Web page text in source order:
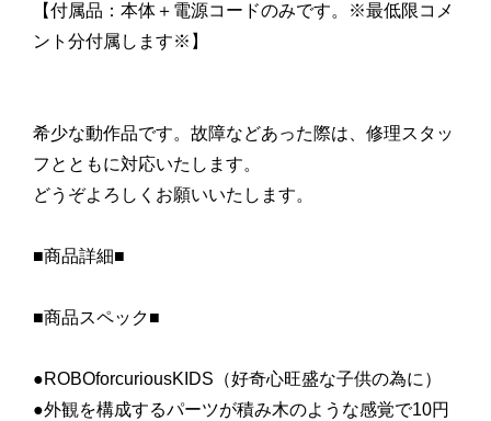
【付属品：本体＋電源コードのみです。※最低限コメ
ント分付属します※】
希少な動作品です。故障などあった際は、修理スタッ
フとともに対応いたします。
どうぞよろしくお願いいたします。
■商品詳細■
■商品スペック■
●ROBOforcuriousKIDS（好奇心旺盛な子供の為に）
●外観を構成するパーツが積み木のような感覚で10円